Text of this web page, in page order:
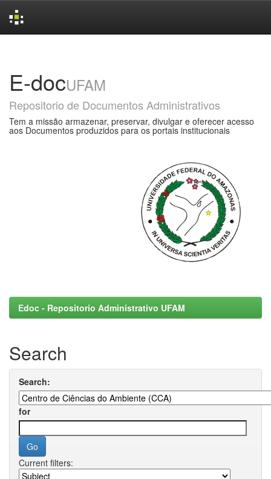
E-docUFAM
Repositorio de Documentos Administrativos
Tem a missão armazenar, preservar, divulgar e oferecer acesso
aos Documentos produzidos para os portais institucionais
Edoc - Repositorio Administrativo UFAM
Search
Search:
for
Current filters: